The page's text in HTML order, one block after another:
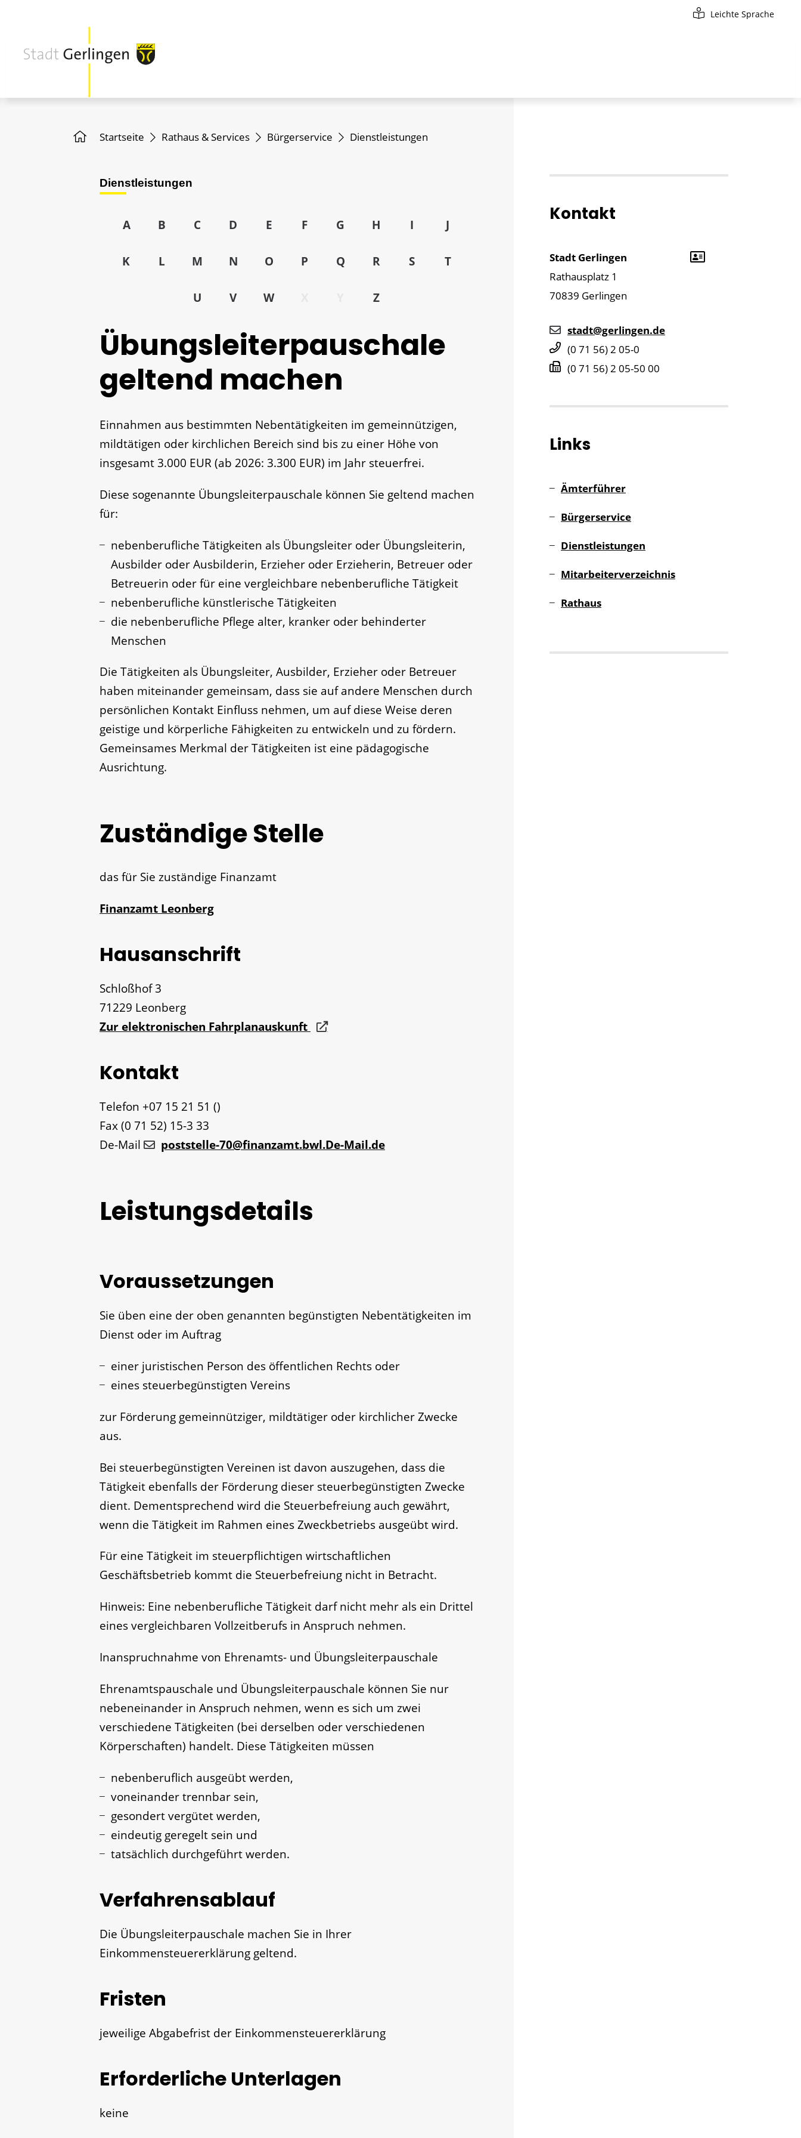
Leichte Sprache
Startseite Rathaus & Services Bürgerservice Dienstleistungen
Dienstleistungen
A B C D E F G H I J
K L M N O P Q R S T
U V W Z
Übungsleiterpauschale
geltend machen
Einnahmen aus bestimmten Nebentätigkeiten im gemeinnützigen,
mildtätigen oder kirchlichen Bereich sind bis zu einer Höhe von
insgesamt 3.000 EUR (ab 2026: 3.300 EUR) im Jahr steuerfrei.
Diese sogenannte Übungsleiterpauschale können Sie geltend machen
für:
nebenberufliche Tätigkeiten als Übungsleiter oder Übungsleiterin,
Ausbilder oder Ausbilderin, Erzieher oder Erzieherin, Betreuer oder
Betreuerin oder für eine vergleichbare nebenberufliche Tätigkeit
nebenberufliche künstlerische Tätigkeiten
die nebenberufliche Pflege alter, kranker oder behinderter
Menschen
Die Tätigkeiten als Übungsleiter, Ausbilder, Erzieher oder Betreuer
haben miteinander gemeinsam, dass sie auf andere Menschen durch
persönlichen Kontakt Einfluss nehmen, um auf diese Weise deren
geistige und körperliche Fähigkeiten zu entwickeln und zu fördern.
Gemeinsames Merkmal der Tätigkeiten ist eine pädagogische
Ausrichtung.
Zuständige Stelle
das für Sie zuständige Finanzamt
Finanzamt Leonberg
Hausanschrift
Schloßhof 3
71229 Leonberg
Zur elektronischen Fahrplanauskunft
Kontakt
Telefon +07 15 21 51 ()
Fax(0 71 52) 15-3 33
De-Mail
poststelle-70@finanzamt.bwl.De-Mail.de
Leistungsdetails
Voraussetzungen
Sie üben eine der oben genannten begünstigten Nebentätigkeiten im
Dienst oder im Auftrag
einer juristischen Person des öffentlichen Rechts oder
eines steuerbegünstigten Vereins
zur Förderung gemeinnütziger, mildtätiger oder kirchlicher Zwecke
aus.
Bei steuerbegünstigten Vereinen ist davon auszugehen, dass die
Tätigkeit ebenfalls der Förderung dieser steuerbegünstigten Zwecke
dient. Dementsprechend wird die Steuerbefreiung auch gewährt,
wenn die Tätigkeit im Rahmen eines Zweckbetriebs ausgeübt wird.
Für eine Tätigkeit im steuerpflichtigen wirtschaftlichen
Geschäftsbetrieb kommt die Steuerbefreiung nicht in Betracht.
Hinweis: Eine nebenberufliche Tätigkeit darf nicht mehr als ein Drittel
eines vergleichbaren Vollzeitberufs in Anspruch nehmen.
Inanspruchnahme von Ehrenamts- und Übungsleiterpauschale
Ehrenamtspauschale und Übungsleiterpauschale können Sie nur
nebeneinander in Anspruch nehmen, wenn es sich um zwei
verschiedene Tätigkeiten (bei derselben oder verschiedenen
Körperschaften) handelt. Diese Tätigkeiten müssen
nebenberuflich ausgeübt werden,
voneinander trennbar sein,
gesondert vergütet werden,
eindeutig geregelt sein und
tatsächlich durchgeführt werden.
Verfahrensablauf
Die Übungsleiterpauschale machen Sie in Ihrer
Einkommensteuererklärung geltend.
Fristen
jeweilige Abgabefrist der Einkommensteuererklärung
Erforderliche Unterlagen
keine
Kontakt
Stadt Gerlingen
Rathausplatz 1
70839 Gerlingen
stadt@gerlingen.de
(0 71 56) 2 05-0
(0 71 56) 2 05-50 00
Links
Ämterführer
Bürgerservice
Dienstleistungen
Mitarbeiterverzeichnis
Rathaus